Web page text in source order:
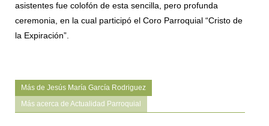
asistentes fue colofón de esta sencilla, pero profunda
ceremonia, en la cual participó el Coro Parroquial “Cristo de
la Expiración”.
Más de Jesús María García Rodriguez
Más acerca de Actualidad Parroquial